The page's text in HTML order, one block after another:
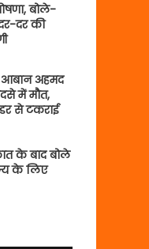
बोले-
दर की
अहमद
में मौत,
से टकराई
के बाद बोले
के लिए